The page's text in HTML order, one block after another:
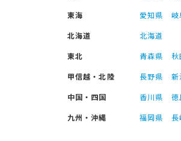
東海
愛知県 岐
北海道
北海道
東北
青森県 秋
甲信越・北陸
長野県 新
中国・四国
香川県 徳
九州・沖縄
福岡県